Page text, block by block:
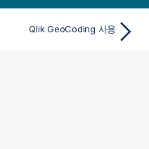
Qlik GeoCoding 사용